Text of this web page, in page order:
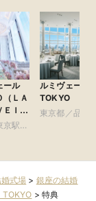
ール
（ＬＡ
ＥＩＬ
）
京駅・
ルミヴェール
TOKYO
東京都／品川
式場 > 銀座の結婚
TOKYO > 特典